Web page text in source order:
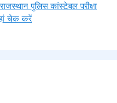
पुलिस कांस्टेबल परीक्षा
चेक करें